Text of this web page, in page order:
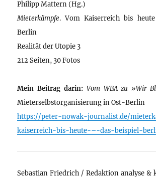
Philipp Mattern (Hg.)
Mieterkämpfe. Vom Kaiserreich bis
Berlin
Realität der Utopie 3
212 Seiten, 30 Fotos
Mein Beitrag darin: Vom WBA zu »Wir
Mieterselbstorganisierung in Ost-Berlin
https://peter-nowak-journalist.de/
kaiserreich-bis-heute-–-das-beispiel-
Sebastian Friedrich / Redaktion analyse